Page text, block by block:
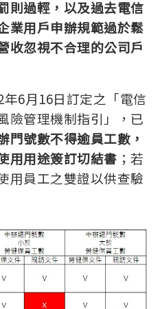
則過輕，以及過去電信
業用戶申辦規範過於鬆
收忽視不合理的公司戶
6月16日訂定之「電信
險管理機制指引」，已
門號數不得逾員工數，
用用途簽訂切結書 ；若
用員工之雙證以供查驗